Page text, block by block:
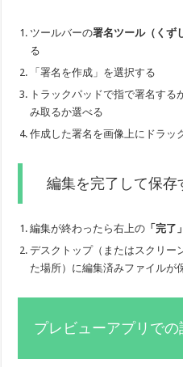
ツールバーの署名ツール（くず
る
「署名を作成」を選択する
トラックパッドで指で署名す
み取るか選べる
作成した署名を画像上にドラッ
編集を完了して保存
編集が終わったら右上の 「完了
デスクトップ（またはスクリー
た場所）に編集済みファイルが
プレビューアプリで